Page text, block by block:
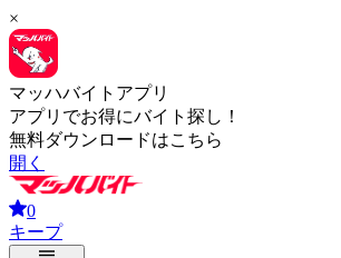
×
マッハバイトアプリ
アプリでお得にバイト探し！
無料ダウンロードはこちら
開く
0
キープ